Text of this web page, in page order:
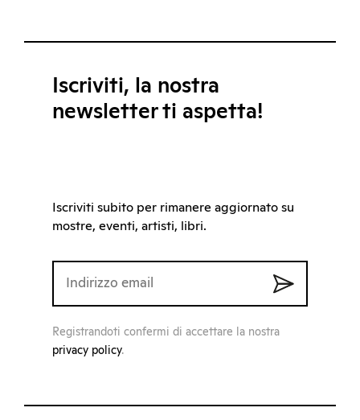
Iscriviti, la nostra
newsletter ti aspetta!
Iscriviti subito per rimanere aggiornato su
mostre, eventi, artisti, libri.
Registrandoti confermi di accettare la nostra
privacy policy.